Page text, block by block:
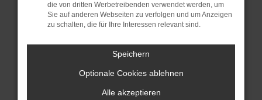
Wende dich an den Webseitenbetreiber.
Wenn du alle oben genannten Schritte versucht
hast, kontaktiere uns bitte. Wir werden versuchen,
das Problem zu beheben. Du kannst uns diesen
Text schicken, um uns bei der Fehlersuche zu
unterstützen:
ewogICJuYW1lIjogIk5ldHdvcmtFcnJvciIsCiAgI
die von dritten Werbetreibenden verwendet werden, um
Sie auf anderen Webseiten zu verfolgen und um Anzeigen
zu schalten, die für Ihre Interessen relevant sind.
Speichern
Optionale Cookies ablehnen
Alle akzeptieren